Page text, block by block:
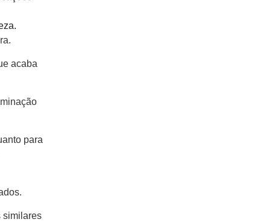
acaba
para
similares